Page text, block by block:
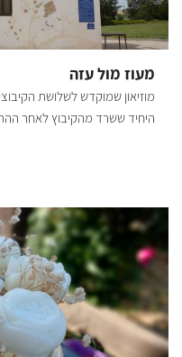
מעוז מול עזה
מוזיאון שמוקדש לשלושת
היחיד ששרד מהקיבוץ לאחר
העצמאות: בארות יצחק, כפר
שופץ, ומשמש כיום כאתר
מלפני קום המדינה, ועד
מצויים שרידי סככת
הקיבוץ לפני המלחמה. בקומת
הקמת הישוב, מפי הותיקים.
מכאן מובנים יותר, סיפורם של
דרך כביש הגישה לכפר עזה
האתר. הביקור באתר בתשלום